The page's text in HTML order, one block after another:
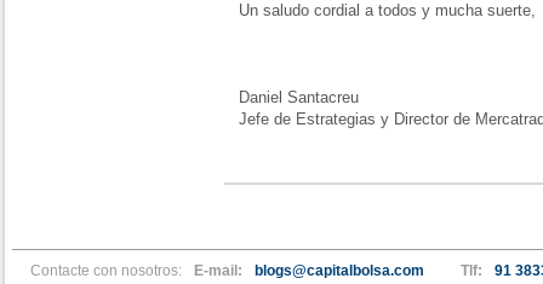
Un saludo cordial a todos y mucha suerte,
Daniel Santacreu
Jefe de Estrategias y Director de
Contacte con nosotros: E-mail: blogs@capitalbolsa.com Tlf: 91